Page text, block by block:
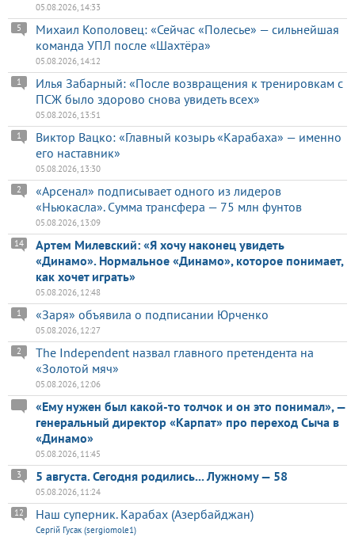
05.08.2026, 14:33
Михаил Кополовец: «Сейчас «Полесье» — сильнейшая
команда УПЛ после «Шахтёра»
5
05.08.2026, 14:12
Илья Забарный: «После возвращения к тренировкам с
ПСЖ было здорово снова увидеть всех»
1
05.08.2026, 13:51
Виктор Вацко: «Главный козырь «Карабаха» — именно
его наставник»
1
05.08.2026, 13:30
«Арсенал» подписывает одного из лидеров
«Ньюкасла». Сумма трансфера — 75 млн фунтов
2
05.08.2026, 13:09
Артем Милевский: «Я хочу наконец увидеть
«Динамо». Нормальное «Динамо», которое понимает,
как хочет играть»
14
05.08.2026, 12:48
«Заря» объявила о подписании Юрченко
1
05.08.2026, 12:27
The Independent назвал главного претендента на
«Золотой мяч»
2
05.08.2026, 12:06
«Ему нужен был какой-то толчок и он это понимал», —
генеральный директор «Карпат» про переход Сыча в
«Динамо»
05.08.2026, 11:45
5 августа. Сегодня родились... Лужному — 58
3
05.08.2026, 11:24
Наш суперник. Карабах (Азербайджан)
12
Сергій Гусак (sergiomole1)